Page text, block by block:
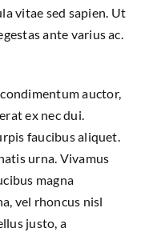
vitae sed sapien. Ut
ante varius ac.
auctor,
ex nec dui.
faucibus aliquet.
urna. Vivamus
magna
vel rhoncus nisl
justo, a